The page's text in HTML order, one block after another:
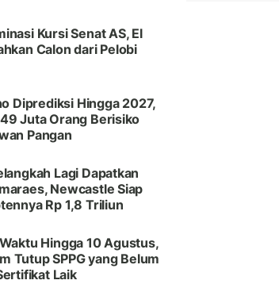
Kursi Senat AS, El
Calon dari Pelobi
Diprediksi Hingga 2027,
Juta Orang Berisiko
Pangan
Lagi Dapatkan
Newcastle Siap
Rp 1,8 Triliun
Hingga 10 Agustus,
Tutup SPPG yang Belum
Laik